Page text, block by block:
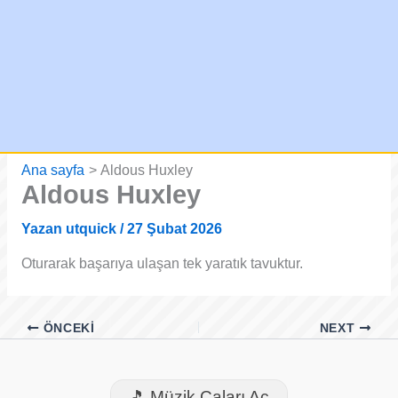
Ana sayfa Aldous Huxley
Aldous Huxley
Yazan utquick /27 Şubat 2026
Oturarak başarıya ulaşan tek yaratık tavuktur.
ÖNCEKI NEXT